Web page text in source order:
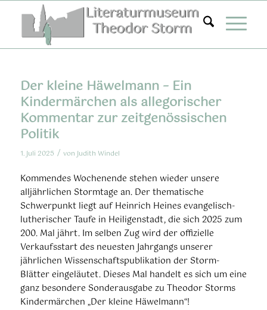
springen
Der kleine Häwelmann – Ein
Kindermärchen als allegorischer
Kommentar zur zeitgenössischen
Politik
1. Juli 2025 / von Judith Windel
Kommendes Wochenende stehen wieder unsere
alljährlichen Stormtage an. Der thematische
Schwerpunkt liegt auf Heinrich Heines evangelisch-
lutherischer Taufe in Heiligenstadt, die sich 2025 zum
200. Mal jährt. Im selben Zug wird der offizielle
Verkaufsstart des neuesten Jahrgangs unserer
jährlichen Wissenschaftspublikation der Storm-
Blätter eingeläutet. Dieses Mal handelt es sich um eine
ganz besondere Sonderausgabe zu Theodor Storms
Kindermärchen „Der kleine Häwelmann“!